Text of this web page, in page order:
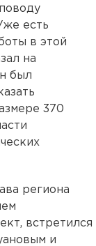
есть
в этой
на
был
370
региона
встретился
и